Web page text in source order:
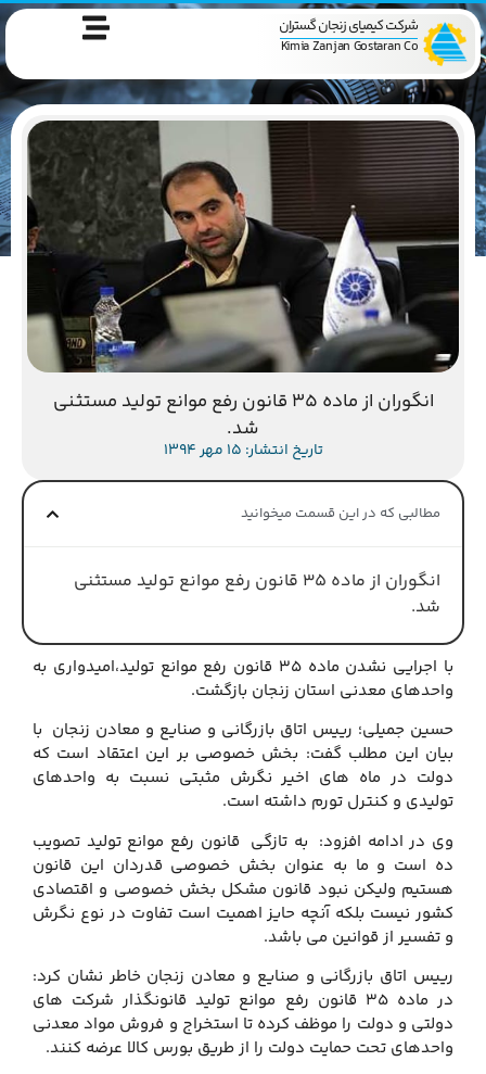
شرکت کیمیای زنجان گستران
Kimia Zanjan Gostaran Co
انگوران از ماده 35 قانون رفع موانع تولید مستثنی
شد.
تاریخ انتشار: 15 مهر 1394
مطالبی که در این قسمت میخوانید
انگوران از ماده 35 قانون رفع موانع تولید مستثنی
شد.
با اجرایی نشدن ماده 35 قانون رفع موانع تولید،امیدواری به
واحدهای معدنی استان زنجان بازگشت.
حسین جمیلی؛ رییس اتاق بازرگانی و صنایع و معادن زنجان با
بیان این مطلب گفت: بخش خصوصی بر این اعتقاد است که
دولت در ماه های اخیر نگرش مثبتی نسبت به واحدهای
تولیدی و کنترل تورم داشته است.
وی در ادامه افزود: به تازگی قانون رفع موانع تولید تصویب
ده است و ما به عنوان بخش خصوصی قدردان این قانون
هستیم ولیکن نبود قانون مشکل بخش خصوصی و اقتصادی
کشور نیست بلکه آنچه حایز اهمیت است تفاوت در نوع نگرش
و تفسیر از قوانین می باشد.
رییس اتاق بازرگانی و صنایع و معادن زنجان خاطر نشان کرد:
در ماده 35 قانون رفع موانع تولید قانونگذار شرکت های
دولتی و دولت را موظف کرده تا استخراج و فروش مواد معدنی
واحدهای تحت حمایت دولت را از طریق بورس کالا عرضه کنند.